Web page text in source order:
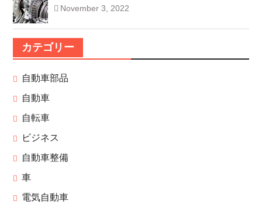
November 3, 2022
カテゴリー
自動車部品
自動車
自転車
ビジネス
自動車整備
車
電気自動車